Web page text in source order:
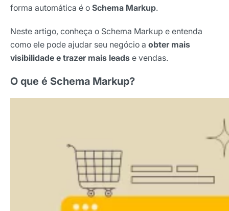
forma automática é o Schema Markup.
Neste artigo, conheça o Schema Markup e entenda
como ele pode ajudar seu negócio a obter mais
visibilidade e trazer mais leads e vendas.
O que é Schema Markup?